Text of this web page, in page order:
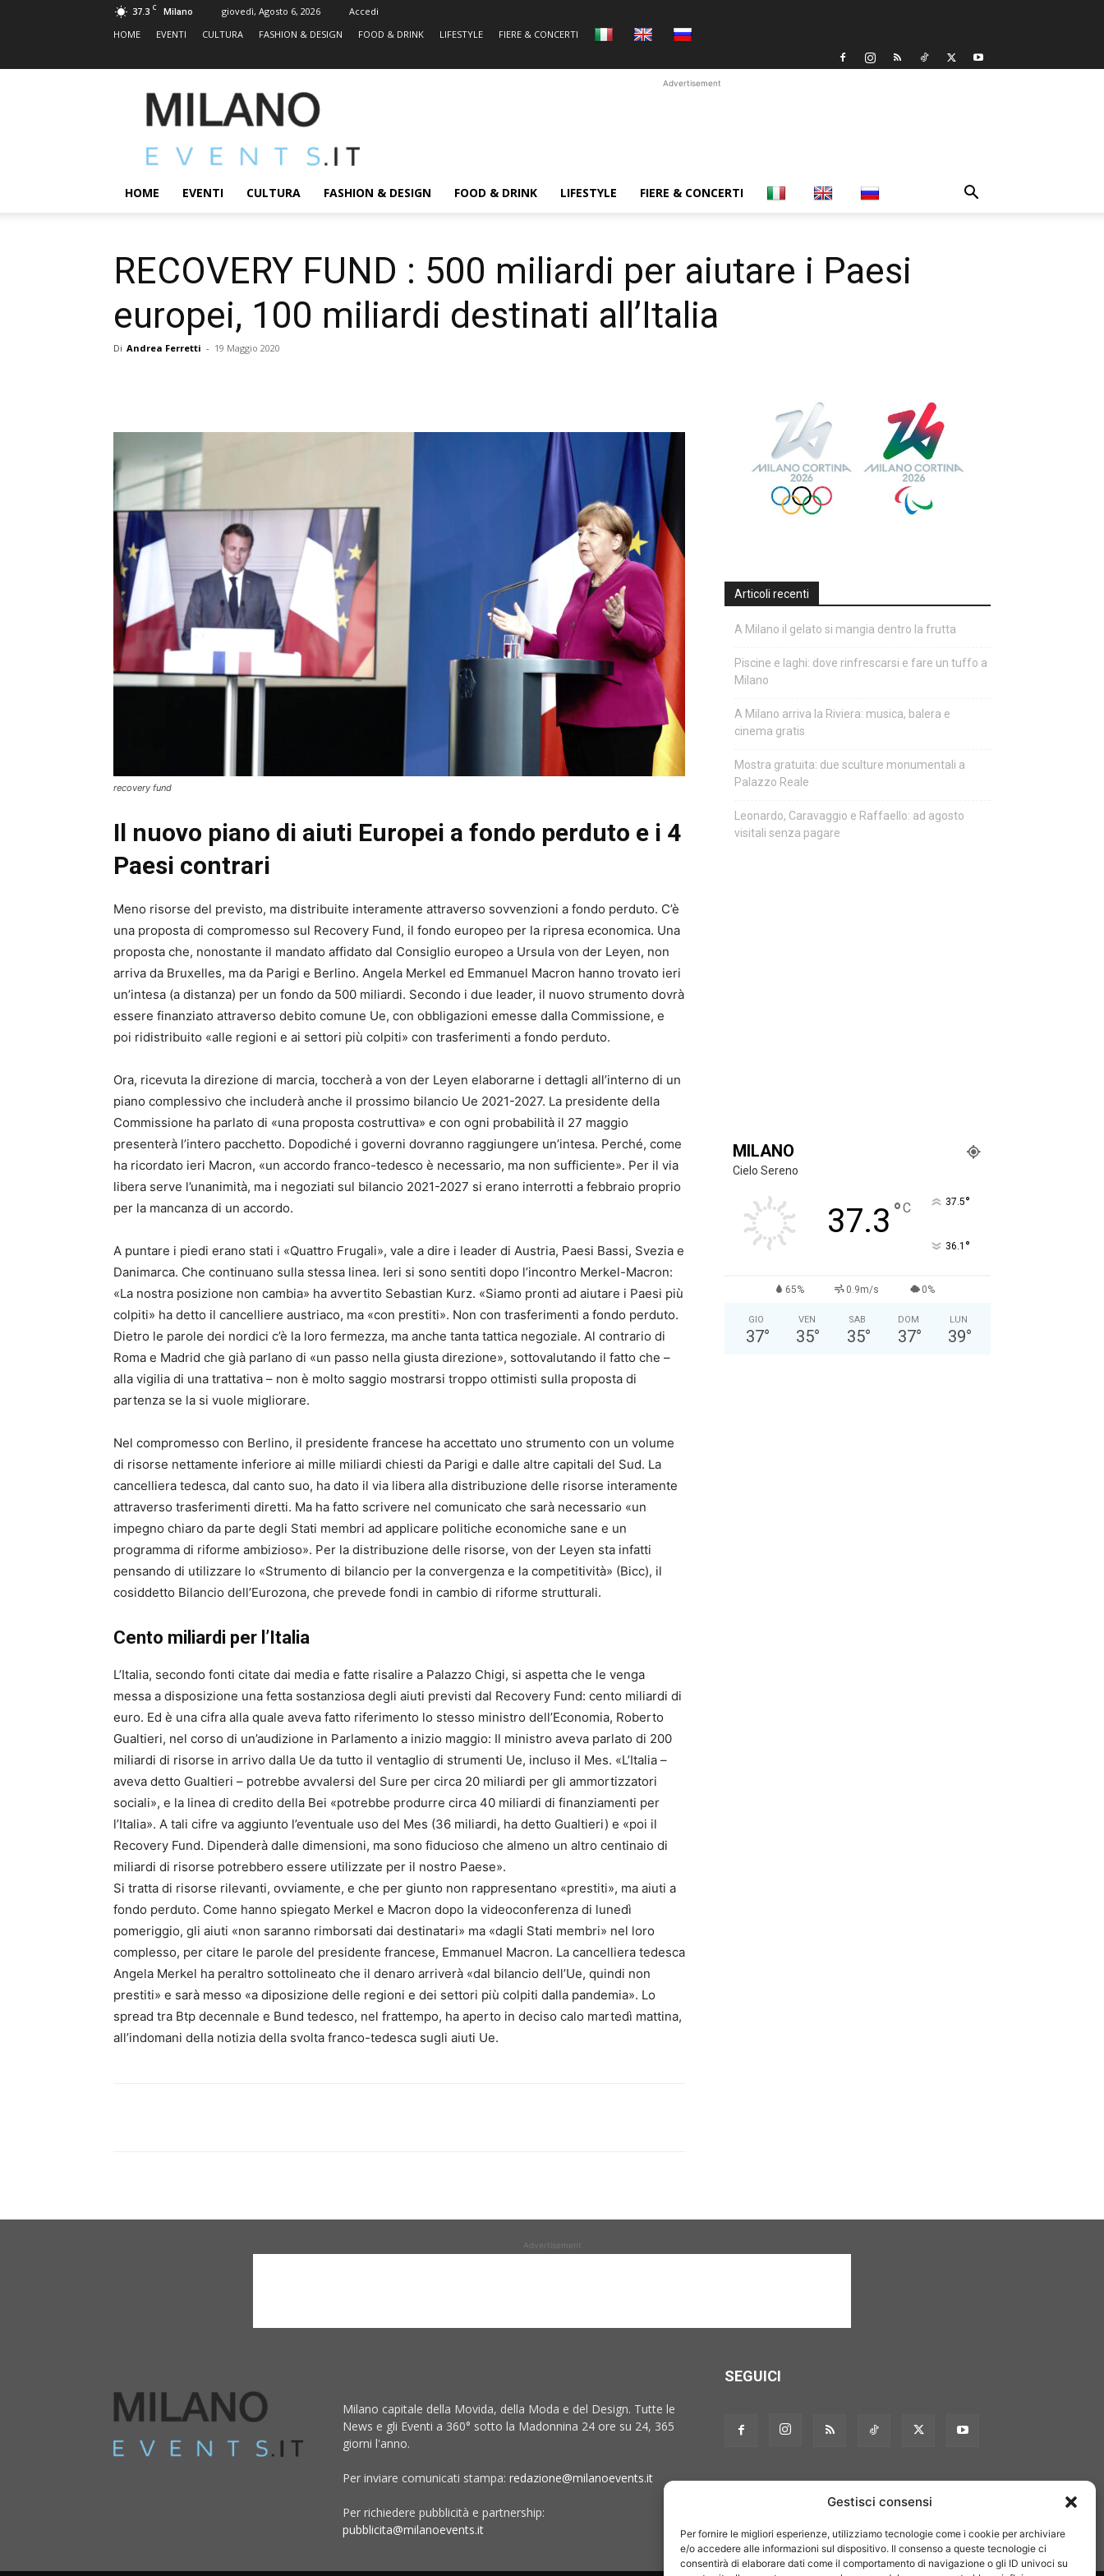
Gestisci consensi
Per fornire le migliori esperienze, utilizziamo tecnologie come i cookie per archiviare
e/o accedere alle informazioni sul dispositivo. Il consenso a queste tecnologie ci
consentirà di elaborare dati come il comportamento di navigazione o gli ID univoci su
37.3 C Milano giovedì, Agosto 6, 2026
Accedi
HOME
EVENTI CULTURA FASHION & DESIGN FOOD & DRINK LIFESTYLE FIERE & CONCERTI
MILANOEVENTS.IT
|
2.0
ed
Eventi
Advertisement
HOME EVENTI CULTURA FASHION & DESIGN FOOD & DRINK LIFESTYLE FIERE & CONCERTI
RECOVERY FUND : 500 miliardi per aiutare i Paesi
europei, 100 miliardi destinati all’Italia
Di Andrea Ferretti - 19 Maggio 2020
recovery fund
Il nuovo piano di aiuti Europei a fondo perduto e i 4
Paesi contrari
Meno risorse del previsto, ma distribuite interamente attraverso sovvenzioni a fondo perduto. C’è
una proposta di compromesso sul Recovery Fund, il fondo europeo per la ripresa economica. Una
proposta che, nonostante il mandato affidato dal Consiglio europeo a Ursula von der Leyen, non
arriva da Bruxelles, ma da Parigi e Berlino. Angela Merkel ed Emmanuel Macron hanno trovato ieri
un’intesa (a distanza) per un fondo da 500 miliardi. Secondo i due leader, il nuovo strumento dovrà
essere finanziato attraverso debito comune Ue, con obbligazioni emesse dalla Commissione, e
poi ridistribuito «alle regioni e ai settori più colpiti» con trasferimenti a fondo perduto.
Ora, ricevuta la direzione di marcia, toccherà a von der Leyen elaborarne i dettagli all’interno di un
piano complessivo che includerà anche il prossimo bilancio Ue 2021-2027. La presidente della
Commissione ha parlato di «una proposta costruttiva» e con ogni probabilità il 27 maggio
presenterà l’intero pacchetto. Dopodiché i governi dovranno raggiungere un’intesa. Perché, come
ha ricordato ieri Macron, «un accordo franco-tedesco è necessario, ma non sufficiente». Per il via
libera serve l’unanimità, ma i negoziati sul bilancio 2021-2027 si erano interrotti a febbraio proprio
per la mancanza di un accordo.
A puntare i piedi erano stati i «Quattro Frugali», vale a dire i leader di Austria, Paesi Bassi, Svezia e
Danimarca. Che continuano sulla stessa linea. Ieri si sono sentiti dopo l’incontro Merkel-Macron:
«La nostra posizione non cambia» ha avvertito Sebastian Kurz. «Siamo pronti ad aiutare i Paesi più
colpiti» ha detto il cancelliere austriaco, ma «con prestiti». Non con trasferimenti a fondo perduto.
Dietro le parole dei nordici c’è la loro fermezza, ma anche tanta tattica negoziale. Al contrario di
Roma e Madrid che già parlano di «un passo nella giusta direzione», sottovalutando il fatto che –
alla vigilia di una trattativa – non è molto saggio mostrarsi troppo ottimisti sulla proposta di
partenza se la si vuole migliorare.
Nel compromesso con Berlino, il presidente francese ha accettato uno strumento con un volume
di risorse nettamente inferiore ai mille miliardi chiesti da Parigi e dalle altre capitali del Sud. La
cancelliera tedesca, dal canto suo, ha dato il via libera alla distribuzione delle risorse interamente
attraverso trasferimenti diretti. Ma ha fatto scrivere nel comunicato che sarà necessario «un
impegno chiaro da parte degli Stati membri ad applicare politiche economiche sane e un
programma di riforme ambizioso». Per la distribuzione delle risorse, von der Leyen sta infatti
pensando di utilizzare lo «Strumento di bilancio per la convergenza e la competitività» (Bicc), il
cosiddetto Bilancio dell’Eurozona, che prevede fondi in cambio di riforme strutturali.
Cento miliardi per l’Italia
L’Italia, secondo fonti citate dai media e fatte risalire a Palazzo Chigi, si aspetta che le venga
messa a disposizione una fetta sostanziosa degli aiuti previsti dal Recovery Fund: cento miliardi di
euro. Ed è una cifra alla quale aveva fatto riferimento lo stesso ministro dell’Economia, Roberto
Gualtieri, nel corso di un’audizione in Parlamento a inizio maggio: Il ministro aveva parlato di 200
miliardi di risorse in arrivo dalla Ue da tutto il ventaglio di strumenti Ue, incluso il Mes. «L’Italia –
aveva detto Gualtieri – potrebbe avvalersi del Sure per circa 20 miliardi per gli ammortizzatori
sociali», e la linea di credito della Bei «potrebbe produrre circa 40 miliardi di finanziamenti per
l’Italia». A tali cifre va aggiunto l’eventuale uso del Mes (36 miliardi, ha detto Gualtieri) e «poi il
Recovery Fund. Dipenderà dalle dimensioni, ma sono fiducioso che almeno un altro centinaio di
miliardi di risorse potrebbero essere utilizzate per il nostro Paese».
Si tratta di risorse rilevanti, ovviamente, e che per giunto non rappresentano «prestiti», ma aiuti a
fondo perduto. Come hanno spiegato Merkel e Macron dopo la videoconferenza di lunedì
pomeriggio, gli aiuti «non saranno rimborsati dai destinatari» ma «dagli Stati membri» nel loro
complesso, per citare le parole del presidente francese, Emmanuel Macron. La cancelliera tedesca
Angela Merkel ha peraltro sottolineato che il denaro arriverà «dal bilancio dell’Ue, quindi non
prestiti» e sarà messo «a diposizione delle regioni e dei settori più colpiti dalla pandemia». Lo
spread tra Btp decennale e Bund tedesco, nel frattempo, ha aperto in deciso calo martedì mattina,
all’indomani della notizia della svolta franco-tedesca sugli aiuti Ue.
Articoli recenti
A Milano il gelato si mangia dentro la frutta
Piscine e laghi: dove rinfrescarsi e fare un tuffo a
Milano
A Milano arriva la Riviera: musica, balera e
cinema gratis
Mostra gratuita: due sculture monumentali a
Palazzo Reale
Leonardo, Caravaggio e Raffaello: ad agosto
visitali senza pagare
MILANO
Cielo Sereno
37.3 °C 37.5°
36.1 °
65% 0.9m/s 0%
GIO
37°
VEN
35°
SAB
35°
DOM
37°
LUN
39°
Advertisement
Milano capitale della Movida, della Moda e del Design. Tutte le
News e gli Eventi a 360° sotto la Madonnina 24 ore su 24, 365
giorni l'anno.
Per inviare comunicati stampa: redazione@milanoevents.it
Per richiedere pubblicità e partnership:
pubblicita@milanoevents.it
SEGUICI